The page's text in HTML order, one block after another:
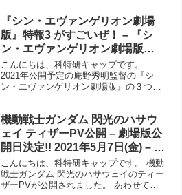
『シン・エヴァンゲリオン劇場
版』特報3 がすごいぜ！ – 『シ
ン・エヴァンゲリオン劇場版』
西暦2021年1月23日公開
こんにちは、科特研キャップです。
2021年公開予定の庵野秀明監督の『シ
ン・エヴァンゲリオン劇場版』の３つめ
リのプラグスーツも新色ですね。黒いレ
イが微妙な表情を出して...
機動戦士ガンダム 閃光のハサウ
ェイ ティザーPV公開 – 劇場版公
開日決定!! 2021年5月7日(金) – ガ
ンプラエキスポ 『機動戦士ガン
ダム 閃光のハサウェイ』スペシ
ャルステージを追加！
こんにちは、科特研キャップです。 機動
戦士ガンダム 閃光のハサウェイのティー
ザーPVが公開されました。 あわせて、